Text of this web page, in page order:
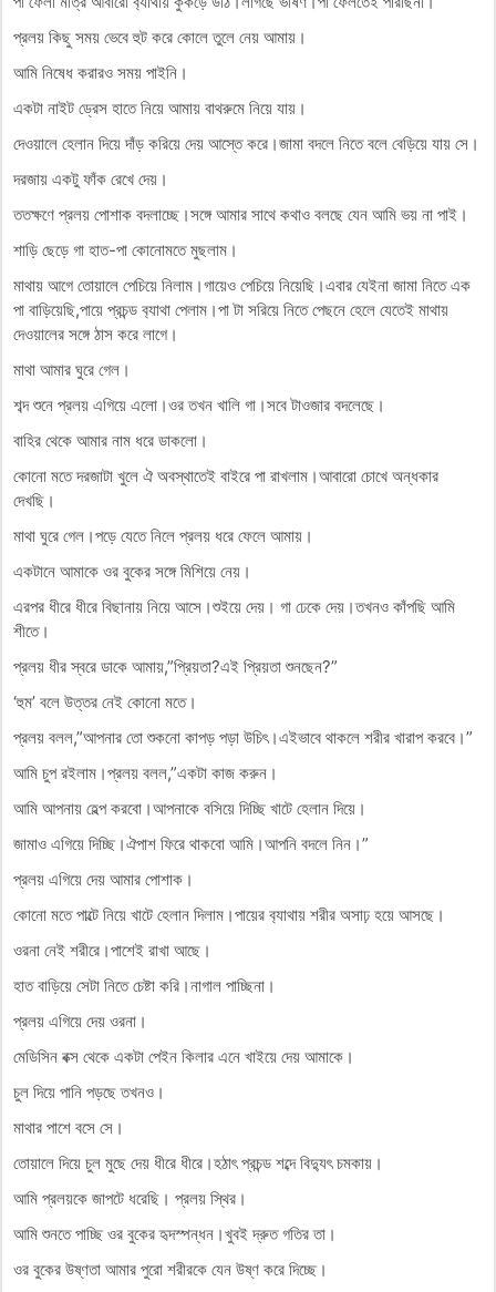
প্রলয় কিছু সময় ভেবে হুট করে কোলে তুলে নেয় আমায়।
আমি নিষেধ করারও সময় পাইনি।
একটা নাইট ড্রেস হাতে নিয়ে আমায় বাথরুমে নিয়ে যায়।
দেওয়ালে হেলান দিয়ে দাঁড় করিয়ে দেয় আস্তে করে।জামা বদলে নিতে বলে বেড়িয়ে যায় সে।
দরজায় একটু ফাঁক রেখে দেয়।
ততক্ষণে প্রলয় পোশাক বদলাচ্ছে।সঙ্গে আমার সাথে কথাও বলছে যেন আমি ভয় না পাই।
শাড়ি ছেড়ে গা হাত-পা কোনোমতে মুছলাম।
মাথায় আগে তোয়ালে পেচিয়ে নিলাম।গায়েও পেচিয়ে নিয়েছি।এবার যেইনা জামা নিতে এক
পা বাড়িয়েছি,পায়ে প্রচন্ড ব‍্যাথা পেলাম।পা টা সরিয়ে নিতে পেছনে হেলে যেতেই মাথায়
দেওয়ালের সঙ্গে ঠাস করে লাগে।
মাথা আমার ঘুরে গেল।
শব্দ শুনে প্রলয় এগিয়ে এলো।ওর তখন খালি গা।সবে টাওজার বদলেছে।
বাহির থেকে আমার নাম ধরে ডাকলো।
কোনো মতে দরজাটা খুলে ঐ অবস্থাতেই বাইরে পা রাখলাম।আবারো চোখে অন্ধকার
দেখছি।
মাথা ঘুরে গেল।পড়ে যেতে নিলে প্রলয় ধরে ফেলে আমায়।
একটানে আমাকে ওর বুকের সঙ্গে মিশিয়ে নেয়।
এরপর ধীরে ধীরে বিছানায় নিয়ে আসে।শুইয়ে দেয়। গা ঢেকে দেয়।তখনও কাঁপছি আমি
শীতে।
প্রলয় ধীর স্বরে ডাকে আমায়,”প্রিয়তা?এই প্রিয়তা শুনছেন?”
‘হুম’ বলে উত্তর নেই কোনো মতে।
প্রলয় বলল,”আপনার তো শুকনো কাপড় পড়া উচিৎ।এইভাবে থাকলে শরীর খারাপ করবে।”
আমি চুপ রইলাম।প্রলয় বলল,”একটা কাজ করুন।
আমি আপনায় হেল্প করবো।আপনাকে বসিয়ে দিচ্ছি খাটে হেলান দিয়ে।
জামাও এগিয়ে দিচ্ছি।ঐপাশ ফিরে থাকবো আমি।আপনি বদলে নিন।”
প্রলয় এগিয়ে দেয় আমার পোশাক।
কোনো মতে পাল্টে নিয়ে খাটে হেলান দিলাম।পায়ের ব‍্যাথায় শরীর অসাঢ় হয়ে আসছে।
ওরনা নেই শরীরে।পাশেই রাখা আছে।
হাত বাড়িয়ে সেটা নিতে চেষ্টা করি।নাগাল পাচ্ছিনা।
প্রলয় এগিয়ে দেয় ওরনা।
মেডিসিন বক্স থেকে একটা পেইন কিলার এনে খাইয়ে দেয় আমাকে।
চুল দিয়ে পানি পড়ছে তখনও।
মাথার পাশে বসে সে।
তোয়ালে দিয়ে চুল মুছে দেয় ধীরে ধীরে।হঠাৎ প্রচন্ড শব্দে বিদ‍্যুৎ চমকায়।
আমি প্রলয়কে জাপটে ধরেছি। প্রলয় স্থির।
আমি শুনতে পাচ্ছি ওর বুকের হৃদস্পন্ধন।খুবই দ্রুত গতির তা।
ওর বুকের উষ্ণতা আমার পুরো শরীরকে যেন উষ্ণ করে দিচ্ছে।